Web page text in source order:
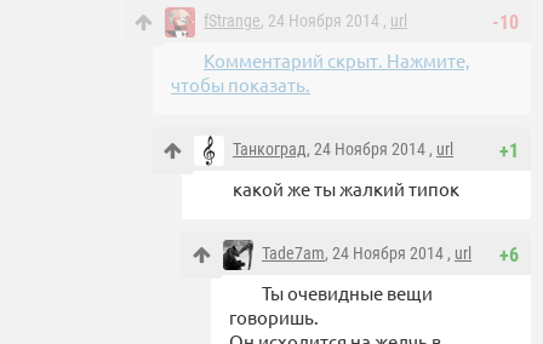
-10
fStrange, 24 Ноября 2014 , url
Комментарий скрыт. Нажмите,
чтобы показать.
+1
Танкоград, 24 Ноября 2014 , url
какой же ты жалкий типок
+6
Tade7am, 24 Ноября 2014 , url
Ты очевидные вещи
говоришь.